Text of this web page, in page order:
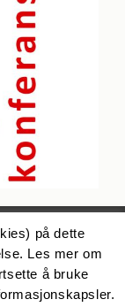
| Epost: LO i
på dette
Les mer om
å bruke